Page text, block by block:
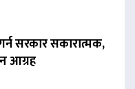
सरकार सकारात्मक,
आग्रह